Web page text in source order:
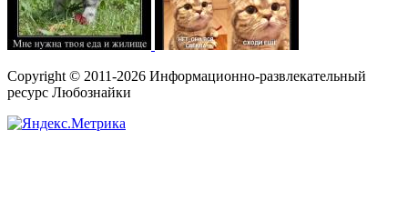
Copyright © 2011-2026 Информационно-развлекательный
ресурс Любознайки